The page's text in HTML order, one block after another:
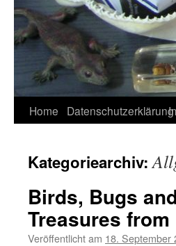
Home Datenschutzerklärung
Kategoriearchiv:
Birds, Bugs
Treasures from
Veröffentlicht am 18. September